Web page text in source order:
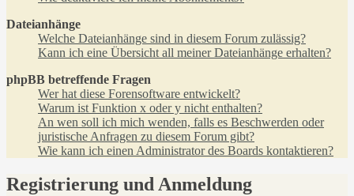
Dateianhänge
Welche Dateianhänge sind in diesem Forum zulässig?
Kann ich eine Übersicht all meiner Dateianhänge erhalten?
phpBB betreffende Fragen
Wer hat diese Forensoftware entwickelt?
Warum ist Funktion x oder y nicht enthalten?
An wen soll ich mich wenden, falls es Beschwerden oder
juristische Anfragen zu diesem Forum gibt?
Wie kann ich einen Administrator des Boards kontaktieren?
Registrierung und Anmeldung